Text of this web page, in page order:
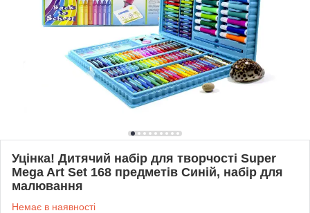
Уцінка! Дитячий набір для творчості Super
Mega Art Set 168 предметів Синій, набір для
малювання
Немає в наявності